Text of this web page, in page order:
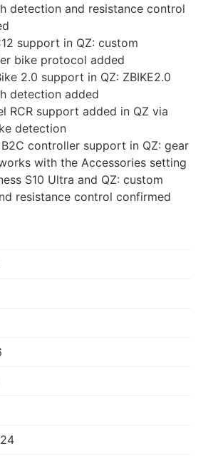
detection and resistance control
support in QZ: custom
bike protocol added
2.0 support in QZ: ZBIKE2.0
detection added
RCR support added in QZ via
detection
controller support in QZ: gear
with the Accessories setting
S10 Ultra and QZ: custom
resistance control confirmed